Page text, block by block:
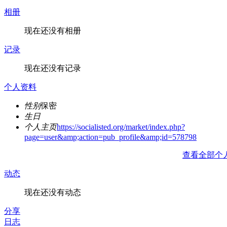
相册
现在还没有相册
记录
现在还没有记录
个人资料
性别保密
生日
个人主页https://socialisted.org/market/index.php?
page=user&amp;action=pub_profile&amp;id=578798
查看全部个
动态
现在还没有动态
分享
日志